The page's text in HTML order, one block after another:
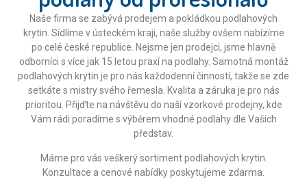
Naše firma se zabývá prodejem a pokládkou podlahových
krytin. Sídlíme v ústeckém kraji, naše služby ovšem nabízíme
po celé české republice. Nejsme jen prodejci, jsme hlavně
odborníci s více jak 15 letou praxí na podlahy. Samotná montáž
podlahových krytin je pro nás každodenní činností, takže se zde
setkáte s mistry svého řemesla. Kvalita a záruka je pro nás
prioritou. Přijďte na návštěvu do naší vzorkové prodejny, kde
Vám rádi poradíme s výběrem vhodné podlahy dle Vašich
představ.
Máme pro vás veškerý sortiment podlahových krytin.
Konzultace a cenové nabídky poskytujeme zdarma.